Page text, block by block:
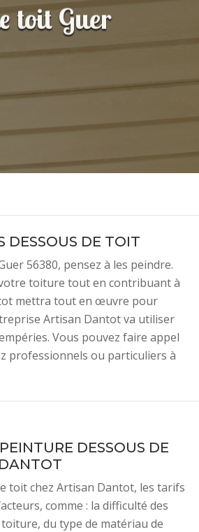
toit Guer
DESSOUS DE TOIT
56380, pensez à les peindre.
toiture tout en contribuant à
mettra tout en œuvre pour
Artisan Dantot va utiliser
Vous pouvez faire appel
professionnels ou particuliers à
DESSOUS DE
toit chez Artisan Dantot, les tarifs
comme : la difficulté des
du type de matériau de